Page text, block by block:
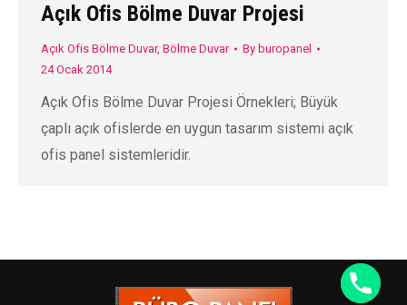
Açık Ofis Bölme Duvar Projesi
Açık Ofis Bölme Duvar, Bölme Duvar By buropanel
24 Ocak 2014
Açık Ofis Bölme Duvar Projesi Örnekleri; Büyük
çaplı açık ofislerde en uygun tasarım sistemi açık
ofis panel sistemleridir.